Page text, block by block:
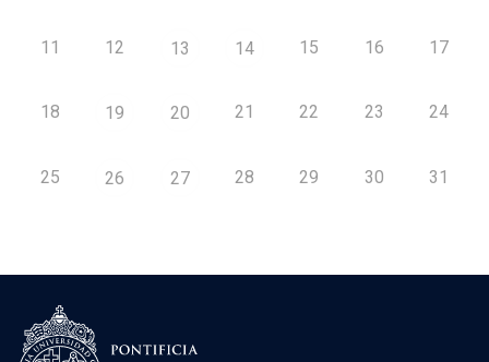
11 12 13 14 15 16 17
18 19 20 21 22 23 24
25 26 27 28 29 30 31